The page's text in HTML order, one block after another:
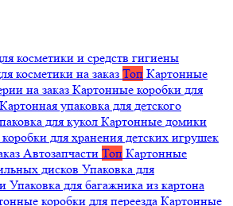
косметики и средств гигиены
косметики на заказ Топ Картонные
на заказ Картонные коробки для
Картонная упаковка для детского
для кукол Картонные домики
для хранения детских игрушек
Автозапчасти Топ Картонные
дисков Упаковка для
Упаковка для багажника из картона
коробки для переезда Картонные